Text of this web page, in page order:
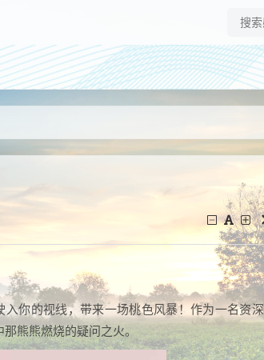
你的视线，带来一场桃色风暴！作为一名资深
熊熊燃烧的疑问之火。